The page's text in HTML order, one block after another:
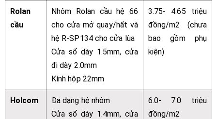
Rolan
cầu
Nhôm Rolan cầu hệ 66
cho cửa mở quay/hất và
hệ R-SP134 cho cửa lùa
Cửa sổ dày 1.5mm, cửa
đi dày 2.0mm
Kính hộp 22mm
3.75- 4.65 triệu
đồng/m2 (chưa
bao gồm phụ
kiện)
Holcom
Đa dạng hệ nhôm
Cửa sổ dày 1.4mm, cửa
6.0- 7.0 triệu
đồng/m2